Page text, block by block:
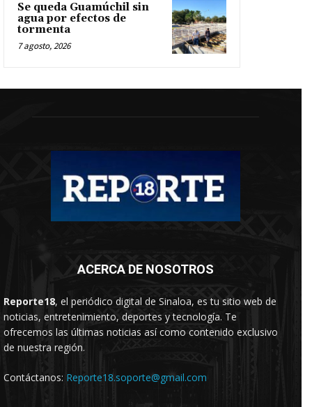
Se queda Guamúchil sin
agua por efectos de
tormenta
7 agosto, 2026
ACERCA DE NOSOTROS
Reporte18, el periódico digital de Sinaloa, es tu sitio web de
noticias, entretenimiento, deportes y tecnología. Te
ofrecemos las últimas noticias así como contenido exclusivo
de nuestra región.
Contáctanos: Reporte18.soporte@gmail.com